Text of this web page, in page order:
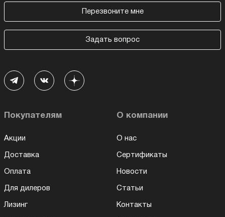
Перезвоните мне
Задать вопрос
Покупателям
Акции
Доставка
Оплата
Для дилеров
Лизинг
О компании
О нас
Сертификаты
Новости
Статьи
Контакты